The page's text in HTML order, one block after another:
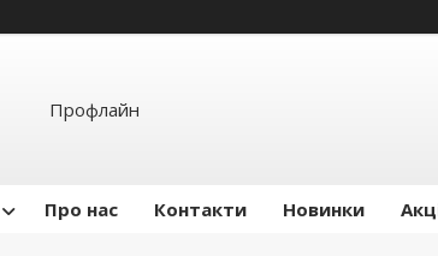
Профлайн
Про нас Контакти Новинки